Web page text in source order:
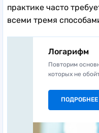
практике часто
всеми тремя
Логарифм
Повторим
которых не
ПОДРОБНЕЕ